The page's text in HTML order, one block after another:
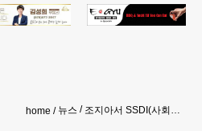
home 뉴스 조지아서 SSDI(사회보장 장애보험) 신청하기 '부지하세월'